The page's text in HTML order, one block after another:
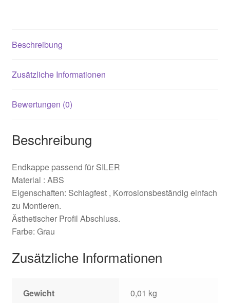
Beschreibung
Zusätzliche Informationen
Bewertungen (0)
Beschreibung
Endkappe passend für SILER
Material : ABS
Eigenschaften: Schlagfest , Korrosionsbeständig einfach
zu Montieren.
Ästhetischer Profil Abschluss.
Farbe: Grau
Zusätzliche Informationen
Gewicht 0,01 kg